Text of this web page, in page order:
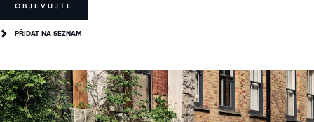
OBJEVUJTE
PŘIDAT NA SEZNAM